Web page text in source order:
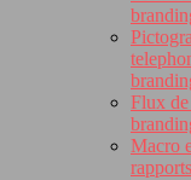
Flux
Macro